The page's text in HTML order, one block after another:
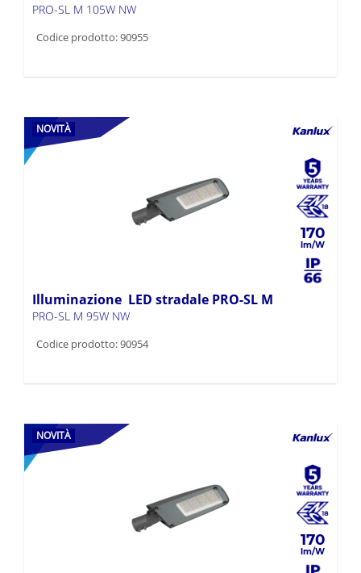
PRO-SL M 105W NW
Codice prodotto: 90955
NOVITÀ
170
Illuminazione LED stradale PRO-SL M
PRO-SL M 95W NW
Codice prodotto: 90954
NOVITÀ
170